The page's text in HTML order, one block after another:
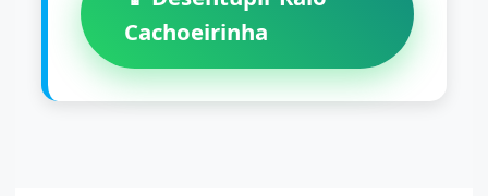
Cachoeirinha